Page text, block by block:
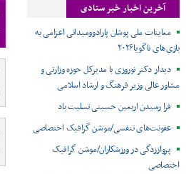
آخرین اخبار خبر ستادی
معاینات ملی پوشان پارادوومیدانی اعزامی به
بازی‌های ناگویا۲۰۲۶
دیدار دکتر نوروزی با مدیرکل حوزه وزارتی و
مشاور عالی وزیر فرهنگ و ارشاد اسلامی
فرا رسیدن اربعین حسینی تسلیت باد
عفونت‌های تنفسی/موشن گرافیک اختصاصی
پرواززدگی در ورزشکاران/موشن گرافیک
اختصاصی